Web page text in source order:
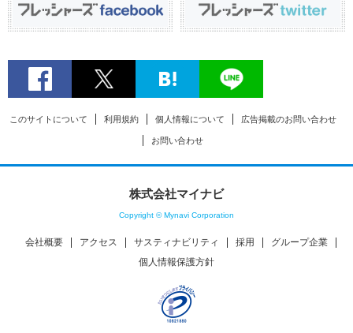
このサイトについて 利用規約 個人情報について 広告掲載のお問い合わせ
お問い合わせ
株式会社マイナビ
Copyright © Mynavi Corporation
会社概要 アクセス サスティナビリティ 採用
グループ企業
個人情報保護方針